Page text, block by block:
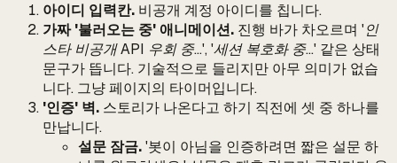
아이디 입력칸. 비공개 계정 아이디를 칩니다.
가짜 '불러오는 중' 애니메이션. 진행 바가 차오르며 '인
스타 비공개 API 우회 중…', '세션 복호화 중…' 같은 상태
문구가 뜹니다. 기술적으로 들리지만 아무 의미가 없습
니다. 그냥 페이지의 타이머입니다.
'인증' 벽. 스토리가 나온다고 하기 직전에 셋 중 하나를
만납니다.
설문 잠금.'봇이 아님을 인증하려면 짧은 설문 하